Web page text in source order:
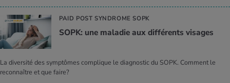
PAID POST SYNDROME SOPK
SOPK: une maladie aux différents visages
La diversité des symptômes complique le diagnostic du SOPK. Comment le
reconnaître et que faire?